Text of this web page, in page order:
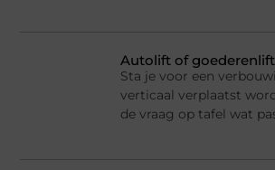
Autolift of
Sta je voor een
verticaal verplaatst
de vraag op tafel wat